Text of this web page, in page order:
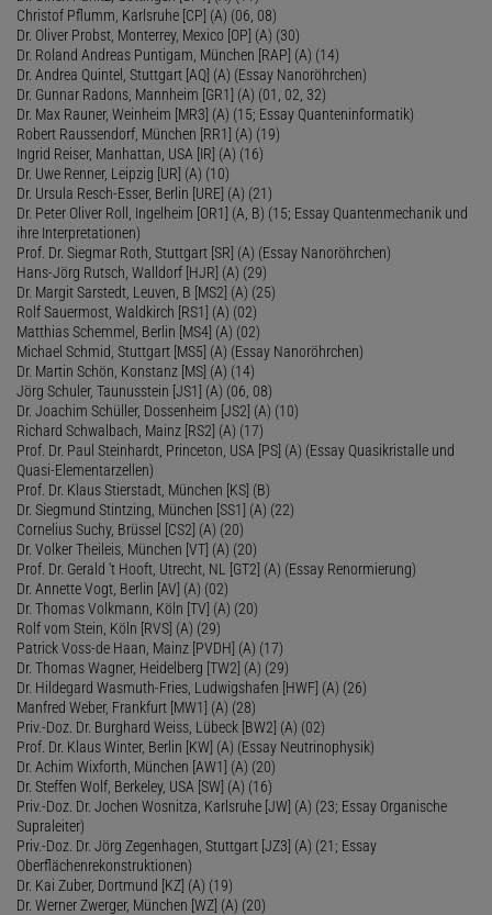
Christof Pflumm, Karlsruhe [CP] (A) (06, 08)
Dr. Oliver Probst, Monterrey, Mexico [OP] (A) (30)
Dr. Roland Andreas Puntigam, München [RAP] (A) (14)
Dr. Andrea Quintel, Stuttgart [AQ] (A) (Essay Nanoröhrchen)
Dr. Gunnar Radons, Mannheim [GR1] (A) (01, 02, 32)
Dr. Max Rauner, Weinheim [MR3] (A) (15; Essay Quanteninformatik)
Robert Raussendorf, München [RR1] (A) (19)
Ingrid Reiser, Manhattan, USA [IR] (A) (16)
Dr. Uwe Renner, Leipzig [UR] (A) (10)
Dr. Ursula Resch-Esser, Berlin [URE] (A) (21)
Dr. Peter Oliver Roll, Ingelheim [OR1] (A, B) (15; Essay Quantenmechanik und
ihre Interpretationen)
Prof. Dr. Siegmar Roth, Stuttgart [SR] (A) (Essay Nanoröhrchen)
Hans-Jörg Rutsch, Walldorf [HJR] (A) (29)
Dr. Margit Sarstedt, Leuven, B [MS2] (A) (25)
Rolf Sauermost, Waldkirch [RS1] (A) (02)
Matthias Schemmel, Berlin [MS4] (A) (02)
Michael Schmid, Stuttgart [MS5] (A) (Essay Nanoröhrchen)
Dr. Martin Schön, Konstanz [MS] (A) (14)
Jörg Schuler, Taunusstein [JS1] (A) (06, 08)
Dr. Joachim Schüller, Dossenheim [JS2] (A) (10)
Richard Schwalbach, Mainz [RS2] (A) (17)
Prof. Dr. Paul Steinhardt, Princeton, USA [PS] (A) (Essay Quasikristalle und
Quasi-Elementarzellen)
Prof. Dr. Klaus Stierstadt, München [KS] (B)
Dr. Siegmund Stintzing, München [SS1] (A) (22)
Cornelius Suchy, Brüssel [CS2] (A) (20)
Dr. Volker Theileis, München [VT] (A) (20)
Prof. Dr. Gerald 't Hooft, Utrecht, NL [GT2] (A) (Essay Renormierung)
Dr. Annette Vogt, Berlin [AV] (A) (02)
Dr. Thomas Volkmann, Köln [TV] (A) (20)
Rolf vom Stein, Köln [RVS] (A) (29)
Patrick Voss-de Haan, Mainz [PVDH] (A) (17)
Dr. Thomas Wagner, Heidelberg [TW2] (A) (29)
Dr. Hildegard Wasmuth-Fries, Ludwigshafen [HWF] (A) (26)
Manfred Weber, Frankfurt [MW1] (A) (28)
Priv.-Doz. Dr. Burghard Weiss, Lübeck [BW2] (A) (02)
Prof. Dr. Klaus Winter, Berlin [KW] (A) (Essay Neutrinophysik)
Dr. Achim Wixforth, München [AW1] (A) (20)
Dr. Steffen Wolf, Berkeley, USA [SW] (A) (16)
Priv.-Doz. Dr. Jochen Wosnitza, Karlsruhe [JW] (A) (23; Essay Organische
Supraleiter)
Priv.-Doz. Dr. Jörg Zegenhagen, Stuttgart [JZ3] (A) (21; Essay
Oberflächenrekonstruktionen)
Dr. Kai Zuber, Dortmund [KZ] (A) (19)
Dr. Werner Zwerger, München [WZ] (A) (20)